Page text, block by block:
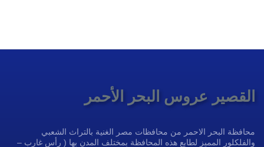
القصير عروس البحر الأحمر
محافظة البحر الاحمر من محافظات مصر الغنية بالتراث الشعبي
والفلكلور المميز لطابع هذه المحافظة بمختلف المدن بها ( رأس غارب –